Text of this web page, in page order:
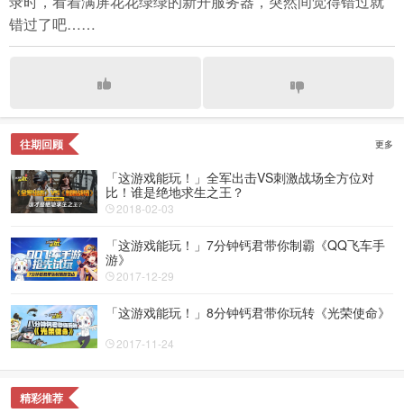
错过了吧……
往期回顾 更多
「这游戏能玩！」全军出击VS刺激战场全方位对
比！谁是绝地求生之王？
2018-02-03
「这游戏能玩！」7分钟钙君带你制霸《QQ飞车手
游》
2017-12-29
「这游戏能玩！」8分钟钙君带你玩转《光荣使命》
2017-11-24
精彩推荐